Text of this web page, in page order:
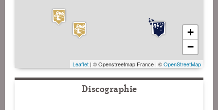
+
−
Leaflet | © Openstreetmap France | ©OpenStreetMap
Discographie